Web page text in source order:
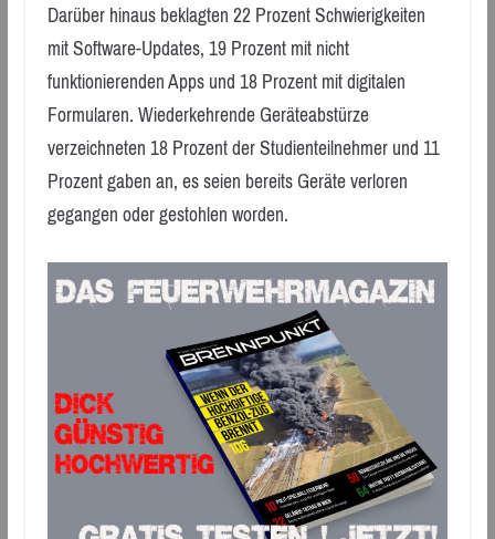
Darüber hinaus beklagten 22 Prozent Schwierigkeiten
mit Software-Updates, 19 Prozent mit nicht
funktionierenden Apps und 18 Prozent mit digitalen
Formularen. Wiederkehrende Geräteabstürze
verzeichneten 18 Prozent der Studienteilnehmer und 11
Prozent gaben an, es seien bereits Geräte verloren
gegangen oder gestohlen worden.